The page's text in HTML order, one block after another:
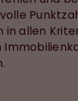
in allen